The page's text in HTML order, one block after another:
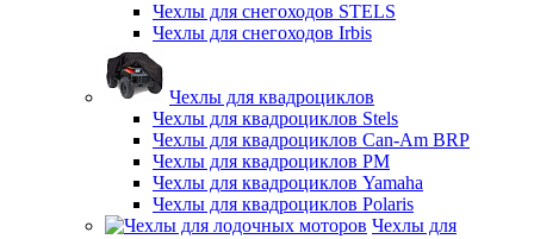
Чехлы для снегоходов STELS
Чехлы для снегоходов Irbis
Чехлы для квадроциклов
Чехлы для квадроциклов Stels
Чехлы для квадроциклов Can-Am BRP
Чехлы для квадроциклов РМ
Чехлы для квадроциклов Yamaha
Чехлы для квадроциклов Polaris
Чехлы для